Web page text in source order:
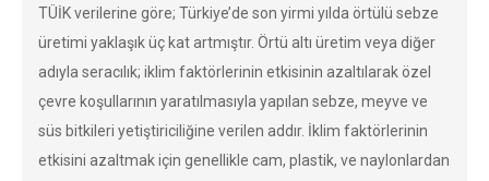
TÜİK verilerine göre; Türkiye’de son yirmi yılda örtülü sebze
üretimi yaklaşık üç kat artmıştır. Örtü altı üretim veya diğer
adıyla seracılık; iklim faktörlerinin etkisinin azaltılarak özel
çevre koşullarının yaratılmasıyla yapılan sebze, meyve ve
süs bitkileri yetiştiriciliğine verilen addır. İklim faktörlerinin
etkisini azaltmak için genellikle cam, plastik, ve naylonlardan